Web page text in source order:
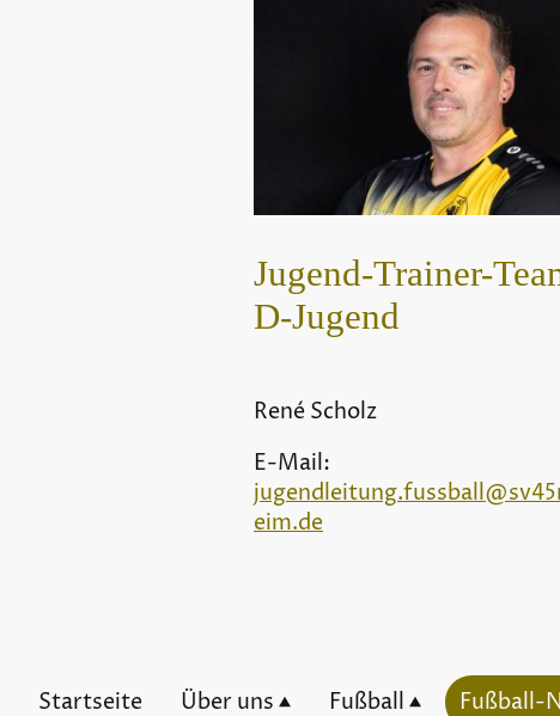
Jugend-Trainer-
D-Jugend
René Scholz
E-Mail:
eim.de
Startseite Über uns Fußball Fußball-